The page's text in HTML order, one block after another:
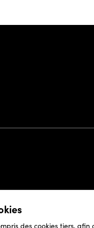
des cookies tiers,
S.A.